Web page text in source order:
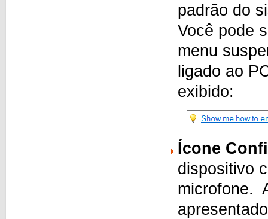
padrão do
Você pode
menu
ligado ao
exibido:
Ícone
dispositivo
microfone.